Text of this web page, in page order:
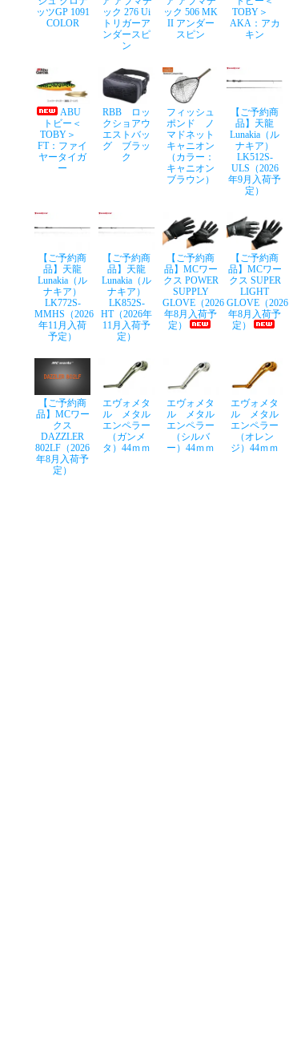
ッツGP 1091
COLOR
ック 276 Ui
トリガーア
ンダースピ
ン
ック 506 MK
II アンダー
スピン
TOBY＞
AKA：アカ
キン
ABU
トビー＜
TOBY＞
FT：ファイ
ヤータイガ
ー
RBB ロッ
クショアウ
エストバッ
グ ブラッ
ク
フィッシュ
ポンド ノ
マドネット
キャニオン
（カラー：
キャニオン
ブラウン）
【ご予約商
品】天龍
Lunakia（ル
ナキア）
LK512S-
ULS（2026
年9月入荷予
定）
【ご予約商
品】天龍
Lunakia（ル
ナキア）
LK772S-
MMHS（2026
年11月入荷
予定）
【ご予約商
品】天龍
Lunakia（ル
ナキア）
LK852S-
HT（2026年
11月入荷予
定）
【ご予約商
品】MCワー
クス POWER
SUPPLY
GLOVE（2026
年8月入荷予
定）
【ご予約商
品】MCワー
クス SUPER
LIGHT
GLOVE（2026
年8月入荷予
定）
【ご予約商
品】MCワー
クス
DAZZLER
802LF（2026
年8月入荷予
定）
エヴォメタ
ル メタル
エンペラー
（ガンメ
タ）44ｍｍ
エヴォメタ
ル メタル
エンペラー
（シルバ
ー）44ｍｍ
エヴォメタ
ル メタル
エンペラー
（オレン
ジ）44ｍｍ